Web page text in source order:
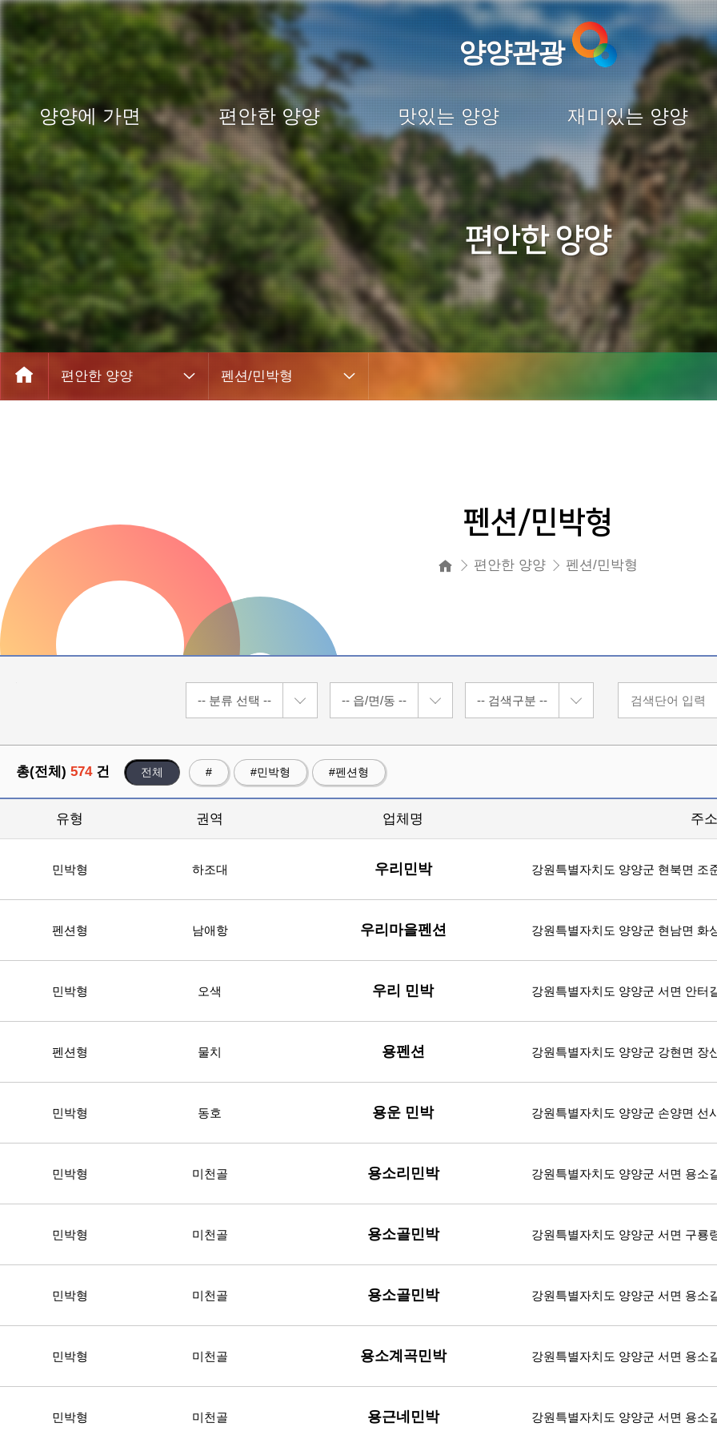
양양관광
양양에 가면 편안한 양양 맛있는 양양 재미있는 양양
편안한 양양
편안한 양양 펜션/민박형
펜션/민박형
편안한 양양 펜션/민박형
총(전체) 574건 전체 # #민박형 #펜션형
유형
민박형
권역
하조대
업체명
우리민박
주
강원특별자치도 양양군 현북면 조
펜션형 남애항 우리마을펜션 강원특별자치도 양양군 현남면 화
민박형 오색 우리 민박 강원특별자치도 양양군 서면 안터
펜션형 물치 용펜션 강원특별자치도 양양군 강현면 장
민박형 동호 용운 민박 강원특별자치도 양양군 손양면 선
민박형 미천골 용소리민박 강원특별자치도 양양군 서면 용소
민박형 미천골 용소골민박 강원특별자치도 양양군 서면 구룡
민박형 미천골 용소골민박 강원특별자치도 양양군 서면 용소
민박형 미천골 용소계곡민박 강원특별자치도 양양군 서면 용소
민박형 미천골 용근네민박 강원특별자치도 양양군 서면 용소